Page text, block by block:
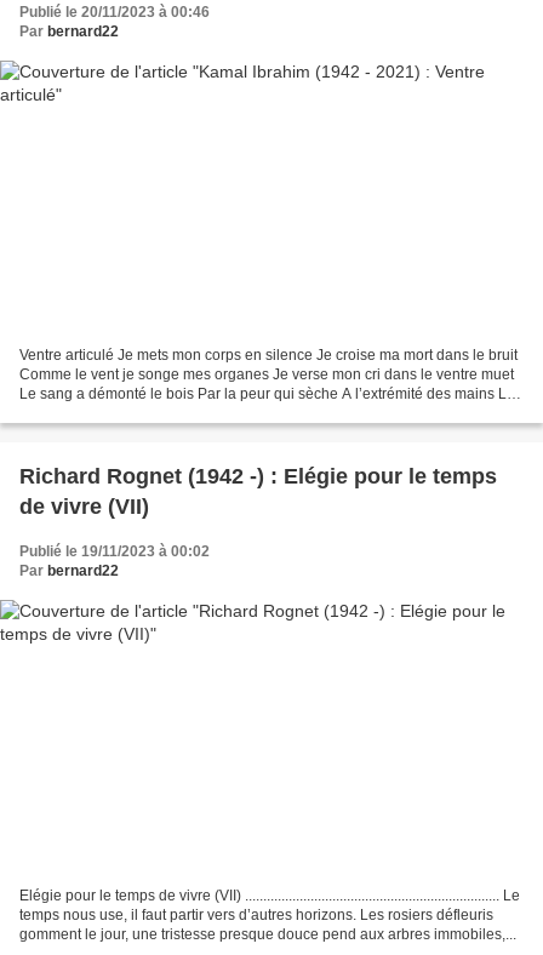
Publié le 20/11/2023 à 00:46
Par bernard22
Ventre articulé Je mets mon corps en silence Je croise ma mort dans le bruit
Comme le vent je songe mes organes Je verse mon cri dans le ventre muet
Le sang a démonté le bois Par la peur qui sèche A l’extrémité des mains Le
Richard Rognet (1942 -) : Elégie pour le temps
de vivre (VII)
Publié le 19/11/2023 à 00:02
Par bernard22
Elégie pour le temps de vivre (VII) ...................................................................... Le
temps nous use, il faut partir vers d’autres horizons. Les rosiers défleuris
gomment le jour, une tristesse presque douce pend aux arbres immobiles,...